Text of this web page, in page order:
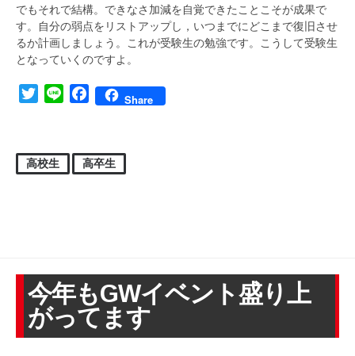
でもそれで結構。できなさ加減を自覚できたことこそが成果で
す。自分の弱点をリストアップし，いつまでにどこまで復旧させ
るか計画しましょう。これが受験生の勉強です。こうして受験生
となっていくのですよ。
TwitterLine FacebookShare
高校生 高卒生
今年もGWイベント盛り上
がってます